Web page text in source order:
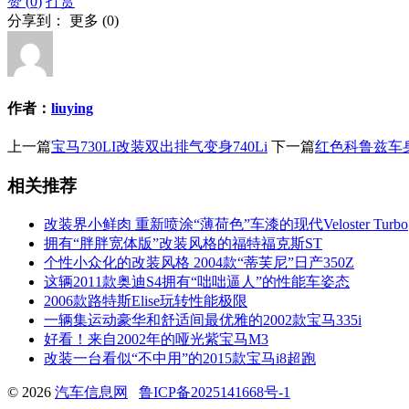
分享到： 更多 (0)
作者： liuying
上一篇宝马730LI改装双出排气变身740Li 下一篇红色科鲁兹车
相关推荐
改装界小鲜肉 重新喷涂“薄荷色”车漆的现代Veloster Turbo
拥有“胖胖宽体版”改装风格的福特福克斯ST
个性小众化的改装风格 2004款“蒂芙尼”日产350Z
这辆2011款奥迪S4拥有“咄咄逼人”的性能车姿态
2006款路特斯Elise玩转性能极限
一辆集运动豪华和舒适间最优雅的2002款宝马335i
好看！来自2002年的哑光紫宝马M3
改装一台看似“不中用”的2015款宝马i8超跑
© 2026 汽车信息网 鲁ICP备2025141668号-1